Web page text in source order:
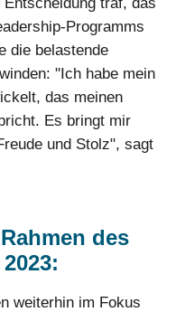
Programms
die belastende
"Ich habe mein
das meinen
Es bringt mir
und Stolz", sagt
des
weiterhin im Fokus